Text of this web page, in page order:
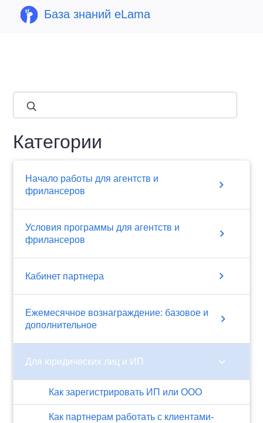
База знаний eLama
Категории
Начало работы для агентств и
фрилансеров
chevron_right
Условия программы для агентств и
фрилансеров
chevron_right
Кабинет партнера chevron_right
Ежемесячное вознаграждение: базовое и
дополнительное
chevron_right
Для юридических лиц и ИП chevron_right
Как зарегистрировать ИП или ООО
Как партнерам работать с клиентами-